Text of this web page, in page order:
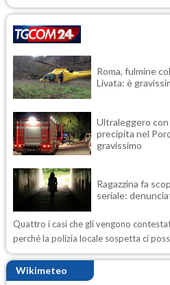
Roma, fulmine
Livata: è
Ultraleggero
precipita nel
gravissimo
Ragazzina fa
seriale:
Quattro i casi che gli vengono
perché la polizia locale sospetta ci
Wikimeteo